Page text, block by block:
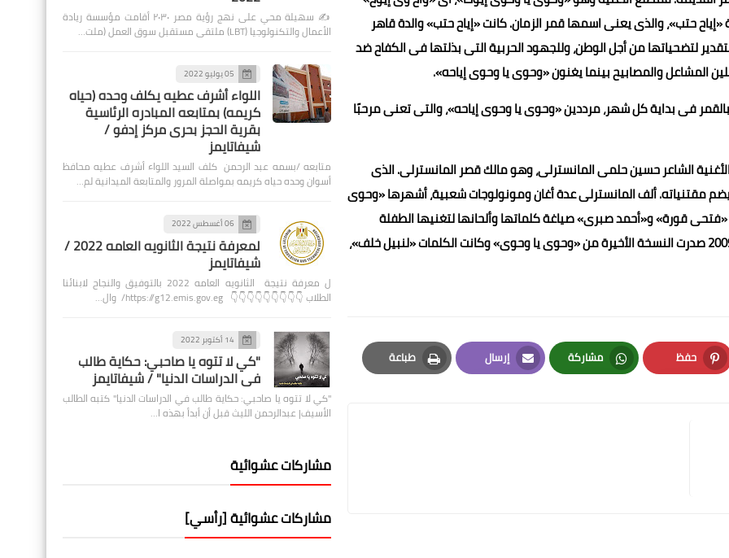
حتب»، والذى يعنى اسمها قمر الزمان. كانت «إياح حتب» والدة قاهر
لتضحياتها من أجل الوطن، وللجهود الحربية التى بذلتها فى الكفاح ضد
المشاعل والمصابيح بينما يغنون «وحوى يا وحوى إياحه».
بالقمر فى بداية كل شهر، مرددين «وحوى يا وحوى إياحه»، والتى تعنى مرحبًا
والتي قدمت اول مرة في عام 1937 ....كتب الأغنية الشاعر حسين حلمى المانسترلى، وهو مالك قصر المانسترلى. الذى
مقتنياته. ألف المانسترلى عدة أغان ومونولوجات شعبية، أشهرها «وحوى
«فتحى قورة» و«أحمد صبرى» صياغة كلماتها وألحانها لتغنيها الطفلة
«هيام يونس»، بفيلم «قلبى على ولدى» سنة 1953. ثم سنة 2009 صدرت النسخة الأخيرة من «وحوى يا وحوى» وكانت الكلمات «لنبيل خلف»،
حفظ
Pinterest
مشاركة
Whatsapp
إرسال
Email
طباعة
Print
✍️ سهيلة محي على نهج رؤية مصر ٢٠٣٠ أقامت مؤسسة ريادة
الأعمال والتكنولوجيا (LBT) ملتقى مستقبل سوق العمل (ملت…
05 يوليو 2022
اللواء أشرف عطيه يكلف وحده (حياه
كريمه) بمتابعه المبادره الرئاسية
بقرية الحجز بحرى مركز إدفو /
شيفاتايمز
متابعه /بسمه عبد الرحمن كلف السيد اللواء أشرف عطيه محافظ
أسوان وحده حياه كريمه بمواصلة المرور والمتابعة الميدانية لم…
06 أغسطس 2022
لمعرفة نتيجة الثانويه العامه 2022 /
شيفاتايمز
ل معرفة نتيجة الثانويه العامه 2022 بالتوفيق والنجاح لابنائنا
الطلاب 👇👇👇👇👇👇👇👇👇 https://g12.emis.gov.eg/ وال…
14 أكتوبر 2022
"كي لا تتوه يا صاحبي: حكاية طالب
في الدراسات الدنيا" / شيفاتايمز
"كي لا تتوه يا صاحبي: حكاية طالب في الدراسات الدنيا" كتبه الطالب
الأسيف| عبدالرحمن الليث قبل أن أبدأ بهذه ا…
مشاركات عشوائية
مشاركات عشوائية [رأسي]